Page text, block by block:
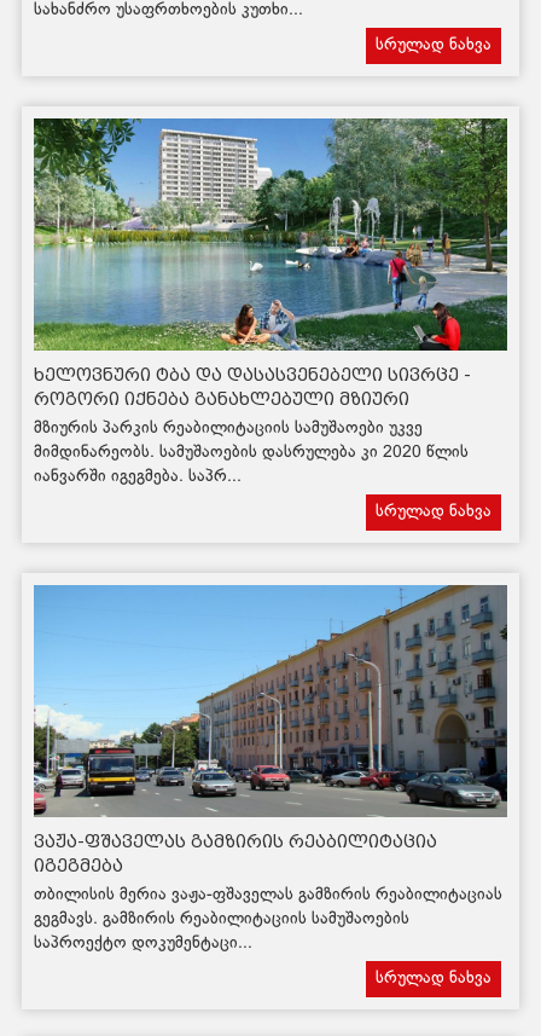
სახანძრო უსაფრთხოების კუთხი...
სრულად ნახვა
ხელოვნური ტბა და დასასვენებელი სივრცე -
როგორი იქნება განახლებული მზიური
მზიურის პარკის რეაბილიტაციის სამუშაოები უკვე
მიმდინარეობს. სამუშაოების დასრულება კი 2020 წლის
იანვარში იგეგმება. საპრ...
სრულად ნახვა
ვაჟა-ფშაველას გამზირის რეაბილიტაცია
იგეგმება
თბილისის მერია ვაჟა-ფშაველას გამზირის რეაბილიტაციას
გეგმავს. გამზირის რეაბილიტაციის სამუშაოების
საპროექტო დოკუმენტაცი...
სრულად ნახვა